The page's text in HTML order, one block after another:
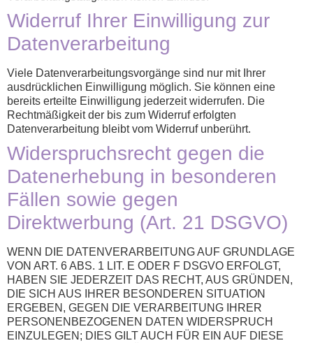
Widerruf Ihrer Einwilligung zur
Datenverarbeitung
Viele Datenverarbeitungsvorgänge sind nur mit Ihrer
ausdrücklichen Einwilligung möglich. Sie können eine
bereits erteilte Einwilligung jederzeit widerrufen. Die
Rechtmäßigkeit der bis zum Widerruf erfolgten
Datenverarbeitung bleibt vom Widerruf unberührt.
Widerspruchsrecht gegen die
Datenerhebung in besonderen
Fällen sowie gegen
Direktwerbung (Art. 21 DSGVO)
WENN DIE DATENVERARBEITUNG AUF GRUNDLAGE
VON ART. 6 ABS. 1 LIT. E ODER F DSGVO ERFOLGT,
HABEN SIE JEDERZEIT DAS RECHT, AUS GRÜNDEN,
DIE SICH AUS IHRER BESONDEREN SITUATION
ERGEBEN, GEGEN DIE VERARBEITUNG IHRER
PERSONENBEZOGENEN DATEN WIDERSPRUCH
EINZULEGEN; DIES GILT AUCH FÜR EIN AUF DIESE